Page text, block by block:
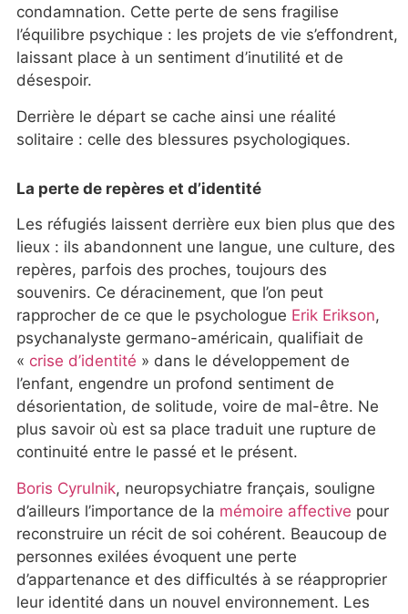
condamnation. Cette perte de sens fragilise
l’équilibre psychique : les projets de vie s’effondrent,
laissant place à un sentiment d’inutilité et de
désespoir.
Derrière le départ se cache ainsi une réalité
solitaire : celle des blessures psychologiques.
La perte de repères et d’identité
Les réfugiés laissent derrière eux bien plus que des
lieux : ils abandonnent une langue, une culture, des
repères, parfois des proches, toujours des
souvenirs. Ce déracinement, que l’on peut
rapprocher de ce que le psychologue Erik Erikson,
psychanalyste germano-américain, qualifiait de
« crise d’identité » dans le développement de
l’enfant, engendre un profond sentiment de
désorientation, de solitude, voire de mal-être. Ne
plus savoir où est sa place traduit une rupture de
continuité entre le passé et le présent.
Boris Cyrulnik, neuropsychiatre français, souligne
d’ailleurs l’importance de la mémoire affective pour
reconstruire un récit de soi cohérent. Beaucoup de
personnes exilées évoquent une perte
d’appartenance et des difficultés à se réapproprier
leur identité dans un nouvel environnement. Les